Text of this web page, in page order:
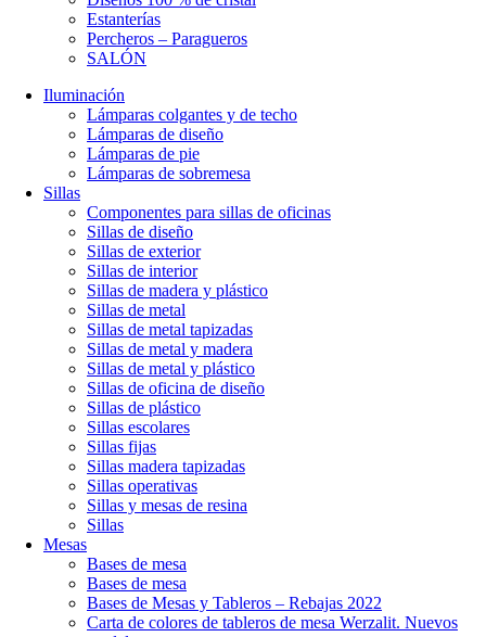
Estanterías
Percheros – Paragueros
SALÓN
Iluminación
Lámparas colgantes y de techo
Lámparas de diseño
Lámparas de pie
Lámparas de sobremesa
Sillas
Componentes para sillas de oficinas
Sillas de diseño
Sillas de exterior
Sillas de interior
Sillas de madera y plástico
Sillas de metal
Sillas de metal tapizadas
Sillas de metal y madera
Sillas de metal y plástico
Sillas de oficina de diseño
Sillas de plástico
Sillas escolares
Sillas fijas
Sillas madera tapizadas
Sillas operativas
Sillas y mesas de resina
Sillas
Mesas
Bases de mesa
Bases de mesa
Bases de Mesas y Tableros – Rebajas 2022
Carta de colores de tableros de mesa Werzalit. Nuevos